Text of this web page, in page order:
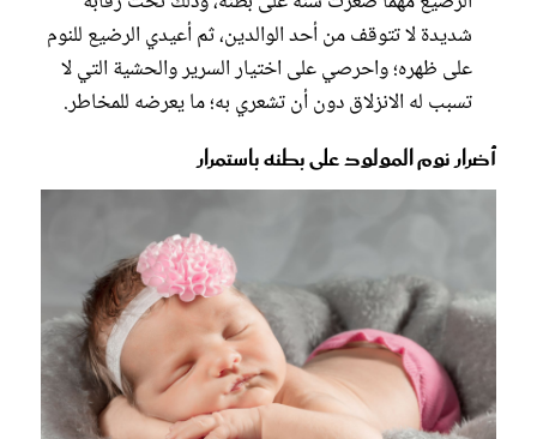
شديدة لا تتوقف من أحد الوالدين، ثم أعيدي الرضيع للنوم
على ظهره؛ واحرصي على اختيار السرير والحشية التي لا
تسبب له الانزلاق دون أن تشعري به؛ ما يعرضه للمخاطر.
أضرار نوم المولود على بطنه باستمرار